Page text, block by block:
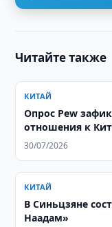
Читайте также
КИТАЙ
Опрос Pew
отношения к
30/07/2026
КИТАЙ
В Синьцзяне
Наадам»